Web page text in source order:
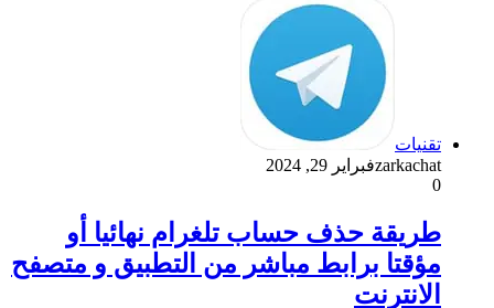
تقنيات
zarkachatفبراير 29, 2024
0
طريقة حذف حساب تلغرام نهائيا أو
مؤقتا برابط مباشر من التطبيق و متصفح
الانترنت